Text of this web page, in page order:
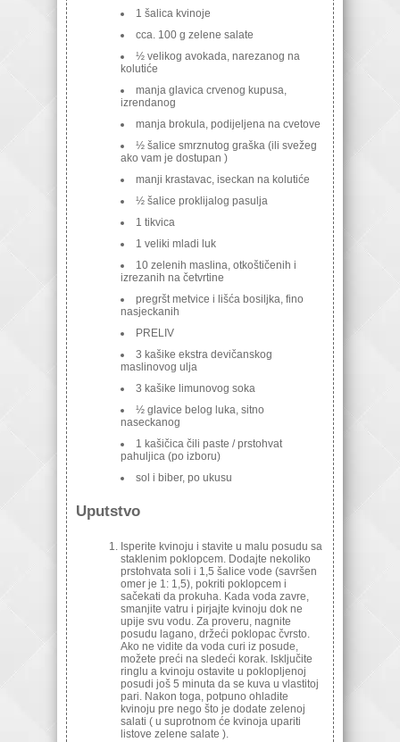
1 šalica kvinoje
cca. 100 g zelene salate
½ velikog avokada, narezanog na
kolutiće
manja glavica crvenog kupusa,
izrendanog
manja brokula, podijeljena na cvetove
½ šalice smrznutog graška (ili svežeg
ako vam je dostupan )
manji krastavac, iseckan na kolutiće
½ šalice proklijalog pasulja
1 tikvica
1 veliki mladi luk
10 zelenih maslina, otkoštičenih i
izrezanih na četvrtine
pregršt metvice i lišća bosiljka, fino
nasjeckanih
PRELIV
3 kašike ekstra devičanskog
maslinovog ulja
3 kašike limunovog soka
½ glavice belog luka, sitno
naseckanog
1 kašičica čili paste / prstohvat
pahuljica (po izboru)
sol i biber, po ukusu
Uputstvo
Isperite kvinoju i stavite u malu posudu sa
staklenim poklopcem. Dodajte nekoliko
prstohvata soli i 1,5 šalice vode (savršen
omer je 1: 1,5), pokriti poklopcem i
sačekati da prokuha. Kada voda zavre,
smanjite vatru i pirjajte kvinoju dok ne
upije svu vodu. Za proveru, nagnite
posudu lagano, držeći poklopac čvrsto.
Ako ne vidite da voda curi iz posude,
možete preći na sledeći korak. Isključite
ringlu a kvinoju ostavite u poklopljenoj
posudi još 5 minuta da se kuva u vlastitoj
pari. Nakon toga, potpuno ohladite
kvinoju pre nego što je dodate zelenoj
salati ( u suprotnom će kvinoja upariti
listove zelene salate ).